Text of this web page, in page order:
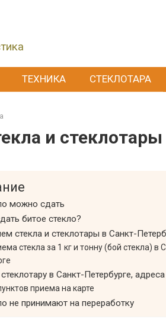
ТЕХНИКА СТЕКЛОТАРА
и
можно сдать
битое стекло?
стекла и стеклотары в Санкт-
стекла за 1 кг и тонну (бой стекла) в
в Санкт-Петербурге,
приема на карте
не принимают на переработку